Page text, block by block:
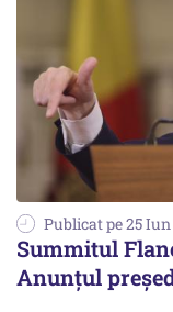
Publicat pe 25
Summitul
Anunțul